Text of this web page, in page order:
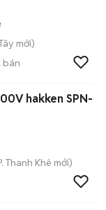
mới)
bán
hakken SPN-
Thanh Khê mới)